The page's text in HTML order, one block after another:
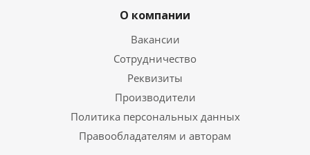
О компании
Вакансии
Сотрудничество
Реквизиты
Производители
Политика персональных данных
Правообладателям и авторам